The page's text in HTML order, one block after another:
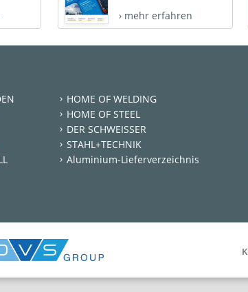
› mehr erfahren
HOME OF WELDING
HOME OF STEEL
DER SCHWEISSER
STAHL+TECHNIK
Aluminium-Lieferverzeichnis